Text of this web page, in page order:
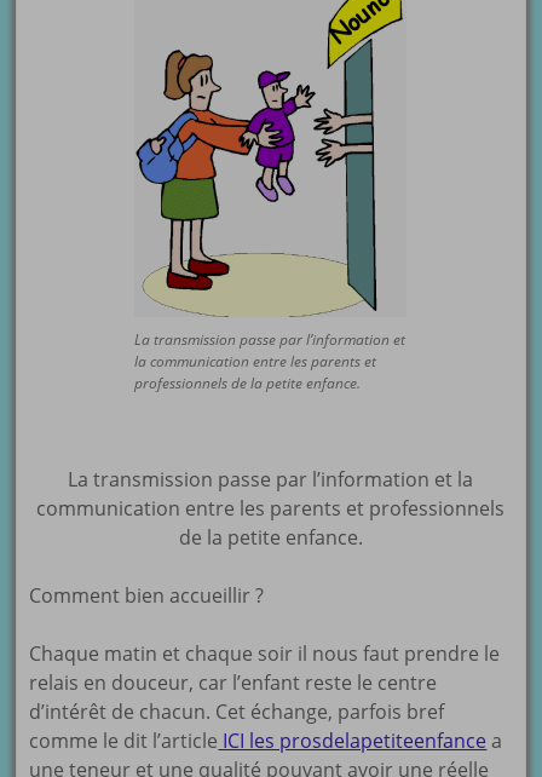
La transmission passe par l’information et
la communication entre les parents et
professionnels de la petite enfance.
La transmission passe par l’information et la
communication entre les parents et professionnels
de la petite enfance.
Comment bien accueillir ?
Chaque matin et chaque soir il nous faut prendre le
relais en douceur, car l’enfant reste le centre
d’intérêt de chacun. Cet échange, parfois bref
comme le dit l’article ICI les prosdelapetiteenfance a
une teneur et une qualité pouvant avoir une réelle